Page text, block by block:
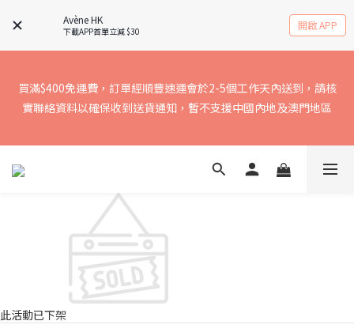
Avène HK
下載APP首單立減 $30 開啟 APP
買滿$400免運費，訂單經順豐速運會於2-5個工作天內送到，請核
實聯絡資料以確保收到送貨通知，暫不支援中國內地及澳門地區
買滿$400免運費，訂單經順豐速運會於2-5個工作天內送到，請核
實聯絡資料以確保收到送貨通知，暫不支援中國內地及澳門地區
2026年起，順豐取件碼已由SMS短訊形式，改為透過順豐應用程
順豐應用程式「SF EXPRESS」接收取件碼，以免因無法接收取件
碼，超出取件時間而產生額外費用，詳情請瀏覽順豐官網
買滿$400免運費，訂單經順豐速運會於2-5個工作天內送到，請核
實聯絡資料以確保收到送貨通知，暫不支援中國內地及澳門地區
此活動已下架